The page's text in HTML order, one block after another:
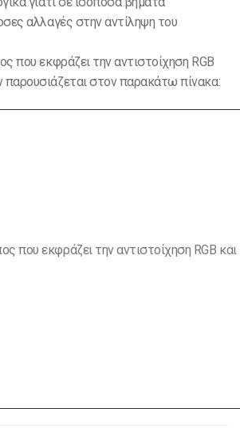
αλλαγές στην αντίληψη του
που εκφράζει την αντιστοίχηση RGB
στον παρακάτω πίνακα: